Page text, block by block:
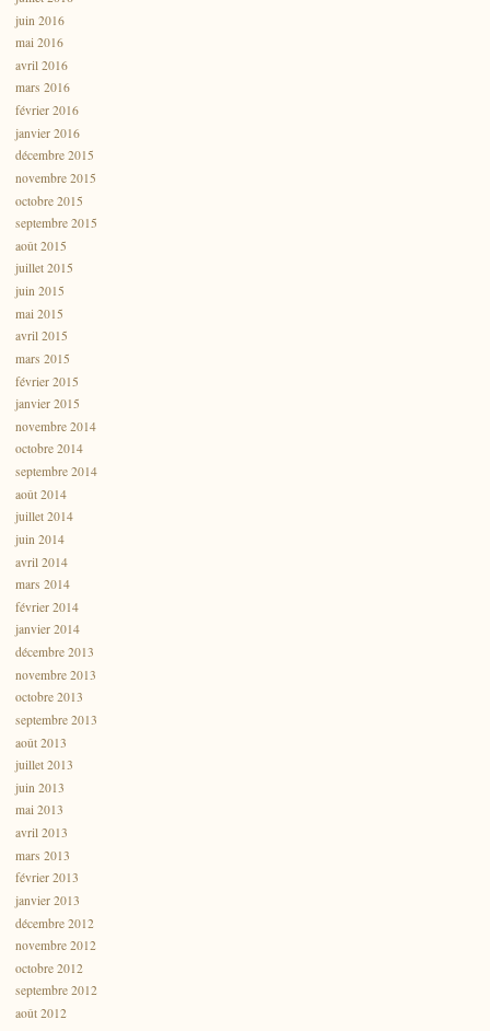
juin 2016
mai 2016
avril 2016
mars 2016
février 2016
janvier 2016
décembre 2015
novembre 2015
octobre 2015
septembre 2015
août 2015
juillet 2015
juin 2015
mai 2015
avril 2015
mars 2015
février 2015
janvier 2015
novembre 2014
octobre 2014
septembre 2014
août 2014
juillet 2014
juin 2014
avril 2014
mars 2014
février 2014
janvier 2014
décembre 2013
novembre 2013
octobre 2013
septembre 2013
août 2013
juillet 2013
juin 2013
mai 2013
avril 2013
mars 2013
février 2013
janvier 2013
décembre 2012
novembre 2012
octobre 2012
septembre 2012
août 2012